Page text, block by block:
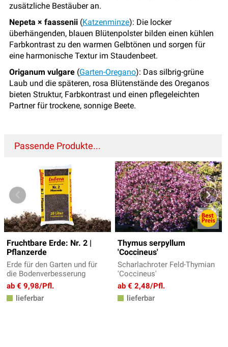
zusätzliche Bestäuber an.
Nepeta × faassenii (Katzenminze): Die locker
überhängenden, blauen Blütenpolster bilden einen kühlen
Farbkontrast zu den warmen Gelbtönen und sorgen für
eine harmonische Textur im Staudenbeet.
Origanum vulgare (Garten-Oregano): Das silbrig-grüne
Laub und die späteren, rosa Blütenstände des Oreganos
bieten Struktur, Farbkontrast und einen pflegeleichten
Partner für trockene, sonnige Beete.
Passende Produkte...
Fruchtbare Erde: Nr. 2 |
Pflanzerde
Erde für den Garten und für
die Bodenverbesserung
ab € 9,98/Pfl.
lieferbar
Thymus serpyllum
'Coccineus'
Scharlachroter Feld-Thymian
'Coccineus'
ab € 2,48/Pfl.
lieferbar